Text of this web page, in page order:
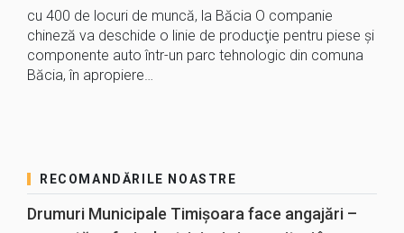
cu 400 de locuri de muncă, la Băcia O companie
chineză va deschide o linie de producţie pentru piese şi
componente auto într-un parc tehnologic din comuna
Băcia, în apropiere…
RECOMANDĂRILE NOASTRE
Drumuri Municipale Timișoara face angajări –